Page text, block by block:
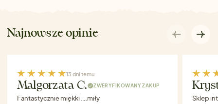
Najnowsze opinie
13 dni temu
Malgorzata C. ZWERYFIKOWANY ZAKUP
Fantastycznie miękki ….miły
Sklep